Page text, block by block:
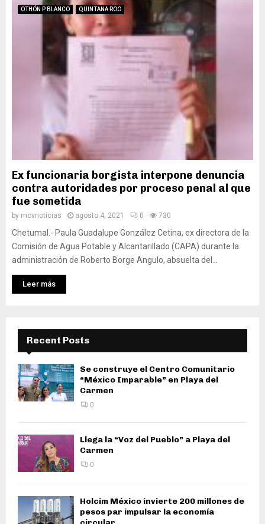
OTHÓN P BLANCO QUINTANA ROO
Ex funcionaria borgista interpone denuncia
contra autoridades por proceso penal al que
fue sometida
by mcvnoticias agosto 4, 2021 0 730
Chetumal.- Paula Guadalupe González Cetina, ex directora de la
Comisión de Agua Potable y Alcantarillado (CAPA) durante la
administración de Roberto Borge Angulo, absuelta del...
Leer más
Recent Posts
Se construye el Centro Comunitario
“México Imparable” en Playa del
Carmen
0
Llega la “Voz del Pueblo” a Playa del
Carmen
0
Holcim México invierte 200 millones de
pesos par impulsar la economía